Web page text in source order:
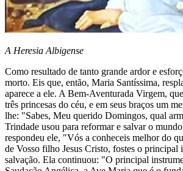
A Heresia Albigense
Como resultado de tanto grande ardor e
morto. Eis que, então, Maria Santíssima,
aparece a ele. A Bem-Aventurada Virgem,
três princesas do céu, e em seus braços um
lhe: "Sabes, Meu querido Domingos, qual
Trindade usou para reformar e salvar o
respondeu ele, "Vós a conheceis melhor do
de Vosso filho Jesus Cristo, fostes o principal
salvação. Ela continuou: "O principal